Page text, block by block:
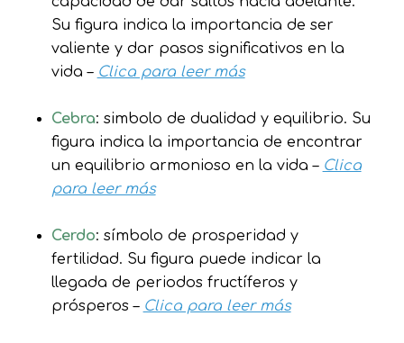
Su figura indica la importancia de ser
valiente y dar pasos significativos en la
vida – Clica para leer más
Cebra: simbolo de dualidad y equilibrio. Su
figura indica la importancia de encontrar
un equilibrio armonioso en la vida – Clica
para leer más
Cerdo: símbolo de prosperidad y
fertilidad. Su figura puede indicar la
llegada de periodos fructíferos y
prósperos – Clica para leer más